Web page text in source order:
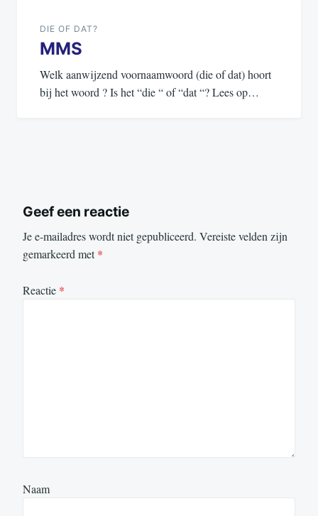
DIE OF DAT?
MMS
Welk aanwijzend voornaamwoord (die of dat) hoort
bij het woord ? Is het “die “ of “dat “? Lees op…
Geef een reactie
Je e-mailadres wordt niet gepubliceerd. Vereiste velden zijn
gemarkeerd met*
Reactie *
Naam